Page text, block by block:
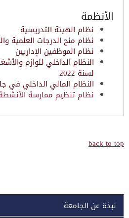
الأنظمة
نظام الهيئة التدريسية
نظام منح الدرجات العلمية
نظام الموظفين الإداريين
النظام الداخلي للوازم
لسنة 2022
النظام المالي الداخلي في
نظام تنظيم ممارسة الأنشطة
back to top
نبذة عن الجامعة